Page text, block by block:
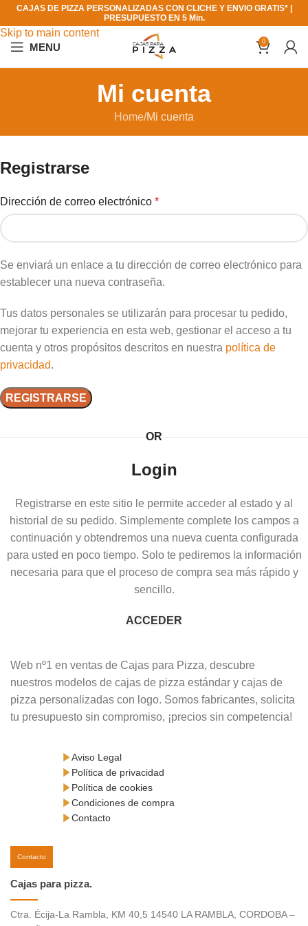
Skip to main content
CAJAS DE PIZZA PERSONALIZADAS CON CLICHE Y ENVIO GRATIS* |
PRESUPUESTO EN 5 Min.
MENU 0
Mi cuenta
Home Mi cuenta
Registrarse
Dirección de correo electrónico *
Se enviará un enlace a tu dirección de correo electrónico para
establecer una nueva contraseña.
Tus datos personales se utilizarán para procesar tu pedido,
mejorar tu experiencia en esta web, gestionar el acceso a tu
cuenta y otros propósitos descritos en nuestra política de
privacidad.
REGISTRARSE
OR
Login
Registrarse en este sitio le permite acceder al estado y al
historial de su pedido. Simplemente complete los campos a
continuación y obtendremos una nueva cuenta configurada
para usted en poco tiempo. Solo te pediremos la información
necesaria para que el proceso de compra sea más rápido y
sencillo.
ACCEDER
Web nº1 en ventas de Cajas para Pizza, descubre
nuestros modelos de cajas de pizza estándar y cajas de
pizza personalizadas con logo. Somos fabricantes, solicita
tu presupuesto sin compromiso, ¡precios sin competencia!
Aviso Legal
Política de privacidad
Política de cookies
Condiciones de compra
Contacto
Contacto
Cajas para pizza.
Ctra. Écija-La Rambla, KM 40,5 14540 LA RAMBLA, CORDOBA –